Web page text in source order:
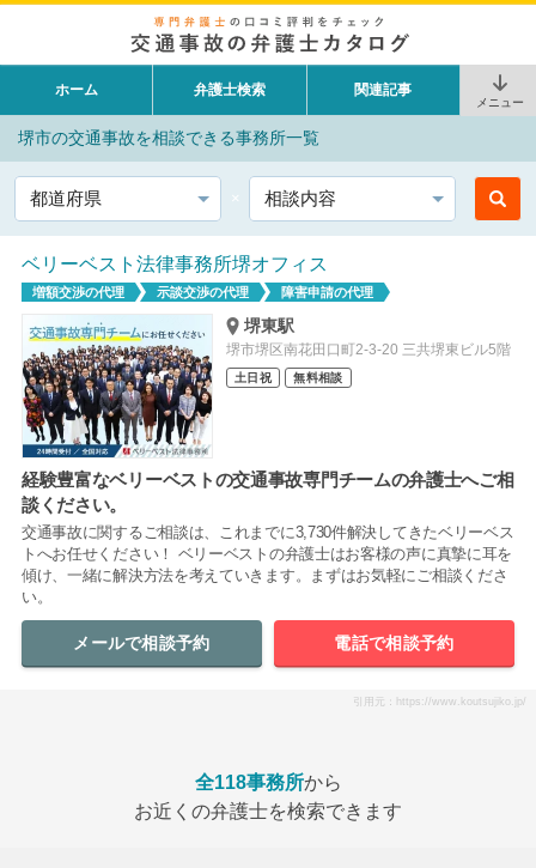
ホーム 弁護士検索 関連記事
メニュー
堺市の交通事故を相談できる事務所一覧
都道府県 相談内容
ベリーベスト法律事務所堺オフィス
増額交渉の代理 示談交渉の代理 障害申請の代理
堺東駅
堺市堺区南花田口町2-3-20 三共堺東ビル5階
土日祝 無料相談
経験豊富なベリーベストの交通事故専門チームの弁護士へご相
談ください。
交通事故に関するご相談は、これまでに3,730件解決してきたベリーベス
トへお任せください！ ベリーベストの弁護士はお客様の声に真摯に耳を
傾け、一緒に解決方法を考えていきます。まずはお気軽にご相談くださ
い。
メールで相談予約 電話で相談予約
引用元：https://www.koutsujiko.jp/
全118事務所から
お近くの弁護士を検索できます